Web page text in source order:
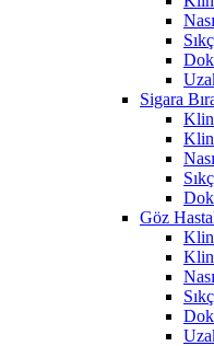
Sigara
Göz